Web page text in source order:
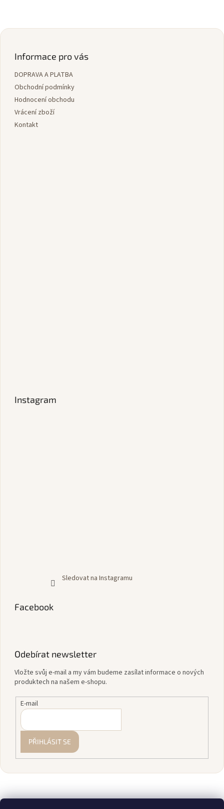
Z
Informace pro vás
DOPRAVA A PLATBA
Obchodní podmínky
Hodnocení obchodu
Vrácení zboží
Kontakt
Instagram
Sledovat na Instagramu
Facebook
Odebírat newsletter
Vložte svůj e-mail a my vám budeme zasílat informace o nových
produktech na našem e-shopu.
E-mail
PŘIHLÁSIT SE